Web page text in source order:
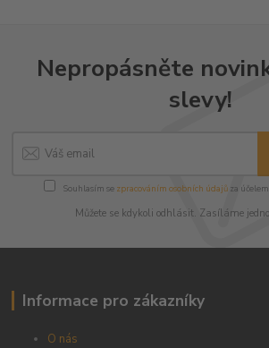
Nepropásněte
slevy!
Souhlasím se zpracováním osobních údajůza
Můžete se kdykoli odhlásit. Zasíláme
Informace pro zákazníky
O nás